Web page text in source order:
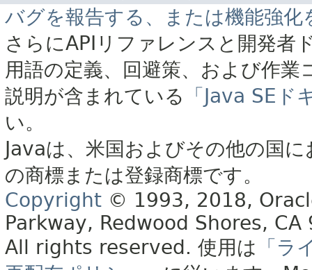
バグを報告する、または機能強化
さらにAPIリファレンスと開発者
用語の定義、回避策、および作
説明が含まれている
「Java SE
い。
Javaは、米国およびその他の国
の商標または登録商標です。
Copyright © 1993, 2018,
Parkway, Redwood Shores, CA
All rights reserved. 使用は 「ラ